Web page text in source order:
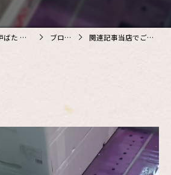
奈良市の居酒屋なら炉ばた 魚源 ブログ 関連記事当店でご利…